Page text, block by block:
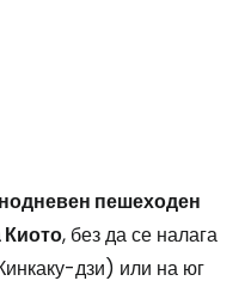
пешеходен
Киото, без да се налага
дзи) или на юг